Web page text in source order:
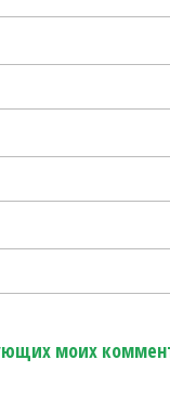
моих